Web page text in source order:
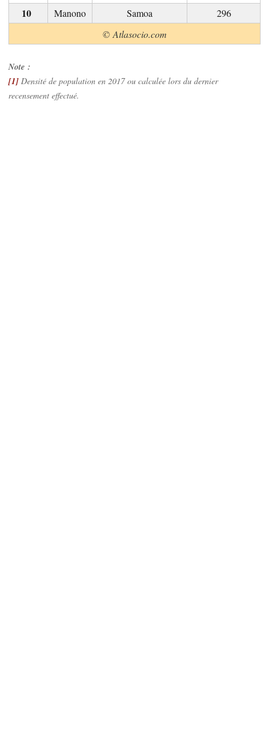
© Atlasocio.com
Manono Samoa 296
Note :
[1] Densité de population en 2017 ou calculée lors du dernier
recensement effectué.